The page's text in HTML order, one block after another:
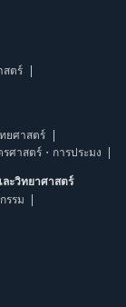
สตร์
ยศาสตร์
รศาสตร์・การประมง
ะวิทยาศาสตร์
รรม